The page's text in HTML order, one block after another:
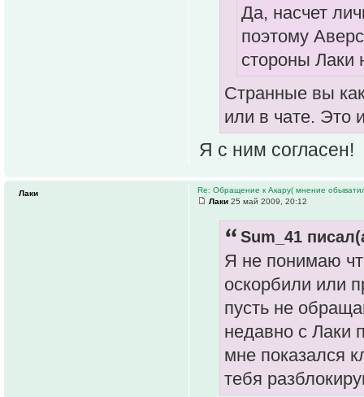
Да, насчет
поэтому
стороны Лаки
Странные вы
или в чате. Это
Я с ним согласен!
Re: Обращение к Акару( мнение
Лаки 25 май 2009, 20:12
Sum_41
Я не понимаю
оскорбили или
пусть не
недавно с Лаки
мне показался
тебя
Лаки